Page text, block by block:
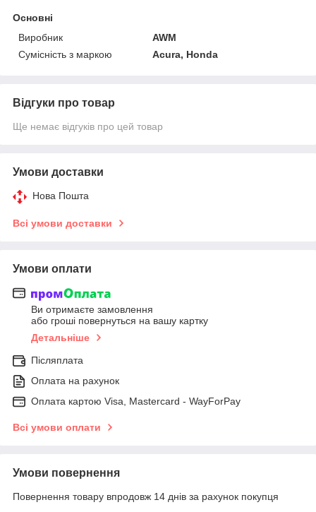
Основні
Виробник
AWM
Сумісність з маркою
Acura, Honda
Відгуки про товар
Ще немає відгуків про цей товар
Умови доставки
Нова Пошта
Всі умови доставки
Умови оплати
Ви отримаєте замовлення
або гроші повернуться на вашу картку
Детальніше
Післяплата
Оплата на рахунок
Оплата картою Visa, Mastercard - WayForPay
Всі умови оплати
Умови повернення
Повернення товару впродовж 14 днів за рахунок покупця